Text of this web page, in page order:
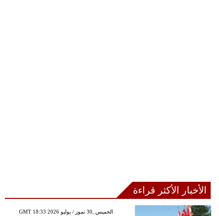
الأخبار الأكثر قراءة
GMT 18:33 2026 الخميس ,30 تموز / يوليو